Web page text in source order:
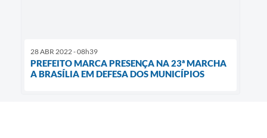
28 ABR 2022 - 08h39
PREFEITO MARCA PRESENÇA NA 23ª MARCHA
A BRASÍLIA EM DEFESA DOS MUNICÍPIOS